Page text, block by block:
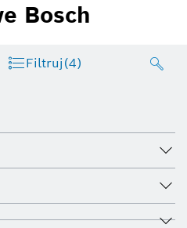
Bosch
Filtruj(4)